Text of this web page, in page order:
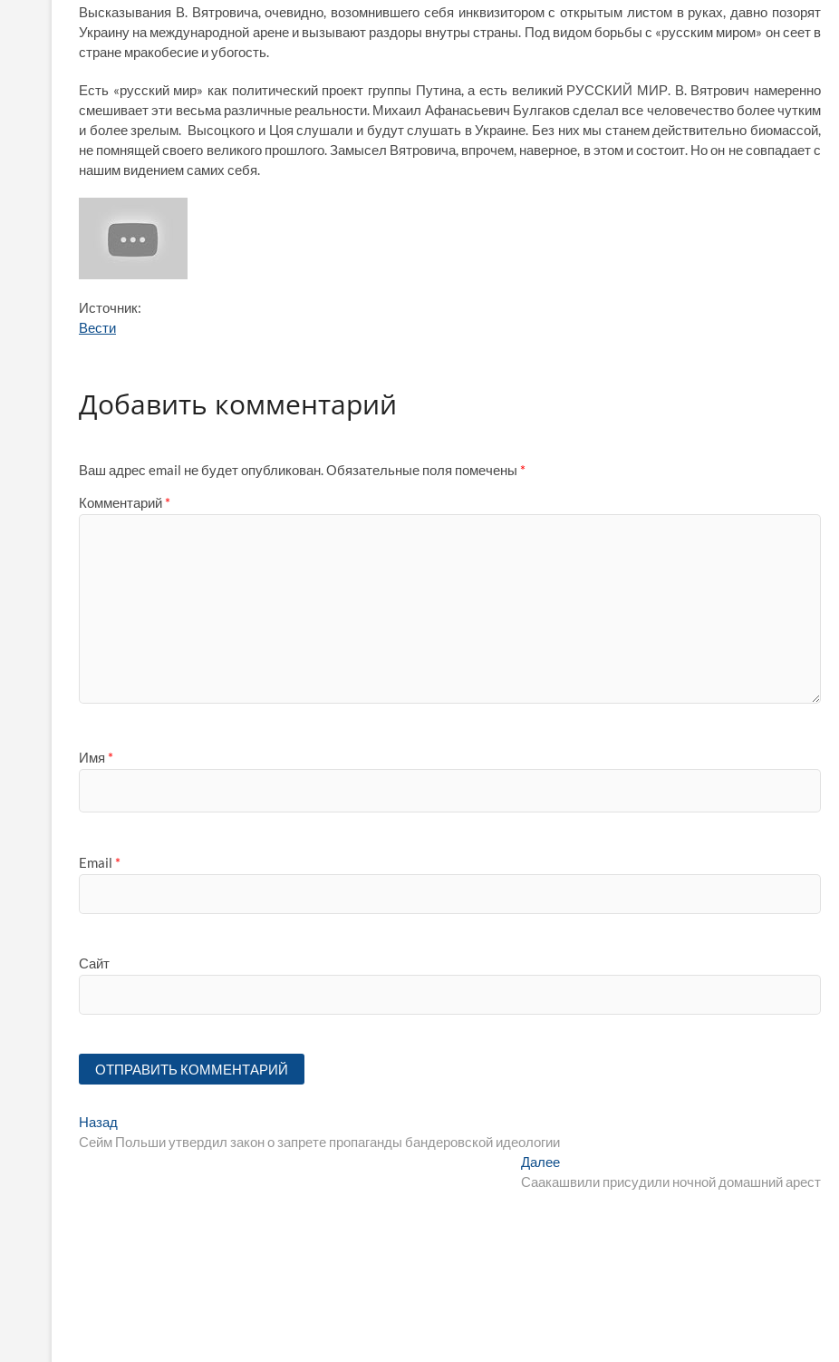
Высказывания В. Вятровича, очевидно, возомнившего себя инквизитором с открытым листом в руках, давно позорят
Украину на международной арене и вызывают раздоры внутры страны. Под видом борьбы с «русским миром» он сеет в
стране мракобесие и убогость.
Есть «русский мир» как политический проект группы Путина, а есть великий РУССКИЙ МИР. В. Вятрович намеренно
смешивает эти весьма различные реальности. Михаил Афанасьевич Булгаков сделал все человечество более чутким
и более зрелым. Высоцкого и Цоя слушали и будут слушать в Украине. Без них мы станем действительно биомассой,
не помнящей своего великого прошлого. Замысел Вятровича, впрочем, наверное, в этом и состоит. Но он не совпадает с
нашим видением самих себя.
Источник:
Вести
Добавить комментарий
Ваш адрес email не будет опубликован.Обязательные поля помечены *
Комментарий *
Имя *
Email *
Сайт
Навигация
по
Назад
запись:
Сейм Польши утвердил закон о запрете пропаганды бандеровской идеологии
ДалееСледующая
запись:
Саакашвили присудили ночной домашний арест